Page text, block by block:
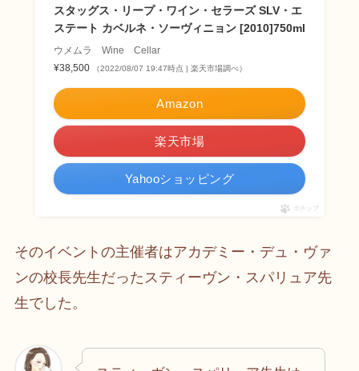
スタッグス・リープ・ワイン・セラーズ SLV・エ
ステート カベルネ・ソーヴィニョン [2010]750ml
ウメムラ Wine Cellar
¥38,500
（2022/08/07 19:47時点 | 楽天市場調べ）
Amazon
楽天市場
Yahooショッピング
ポチップ
そのイベントの主催者はアカデミー・デュ・ヴァ
ンの校長先生だったスティーヴン・スパリュア先
生でした。